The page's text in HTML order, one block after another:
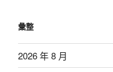
彙整
2026 年 8 月